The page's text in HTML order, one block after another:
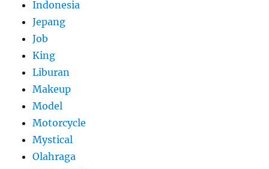
Indonesia
Jepang
Job
King
Liburan
Makeup
Model
Motorcycle
Mystical
Olahraga